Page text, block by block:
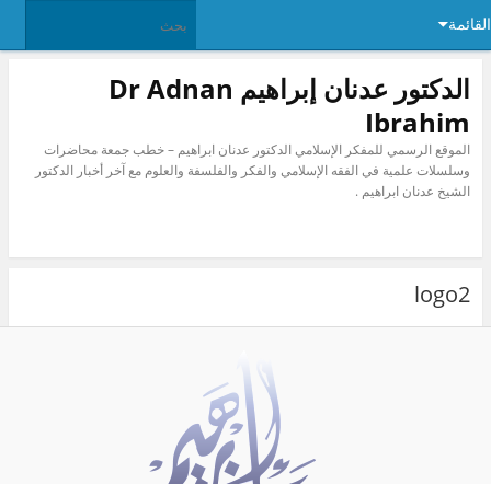
الدكتور عدنان إبراهيم Dr Adnan
Ibrahim
الموقع الرسمي للمفكر الإسلامي الدكتور عدنان ابراهيم – خطب جمعة محاضرات
وسلسلات علمية في الفقه الإسلامي والفكر والفلسفة والعلوم مع آخر أخبار الدكتور
الشيخ عدنان ابراهيم .
logo2